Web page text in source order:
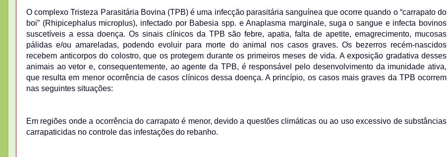
O complexo Tristeza Parasitária Bovina (TPB) é uma infecção parasitária sanguínea que ocorre quando o “carrapato do
boi” (Rhipicephalus microplus), infectado por Babesia spp. e Anaplasma marginale, suga o sangue e infecta bovinos
suscetíveis a essa doença. Os sinais clínicos da TPB são febre, apatia, falta de apetite, emagrecimento, mucosas
pálidas e/ou amareladas, podendo evoluir para morte do animal nos casos graves. Os bezerros recém-nascidos
recebem anticorpos do colostro, que os protegem durante os primeiros meses de vida. A exposição gradativa desses
animais ao vetor e, consequentemente, ao agente da TPB, é responsável pelo desenvolvimento da imunidade ativa,
que resulta em menor ocorrência de casos clínicos dessa doença. A princípio, os casos mais graves da TPB ocorrem
nas seguintes situações:
Em regiões onde a ocorrência do carrapato é menor, devido a questões climáticas ou ao uso excessivo de substâncias
carrapaticidas no controle das infestações do rebanho.